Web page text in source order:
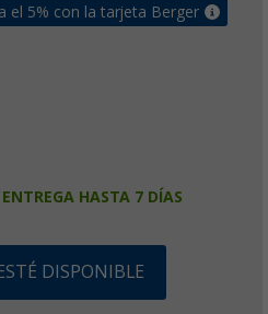
el 5% con la tarjeta Berger
HASTA 7 DÍAS
DISPONIBLE